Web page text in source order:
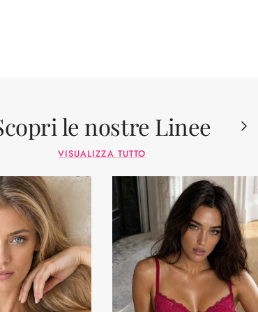
le nostre Linee
VISUALIZZA TUTTO